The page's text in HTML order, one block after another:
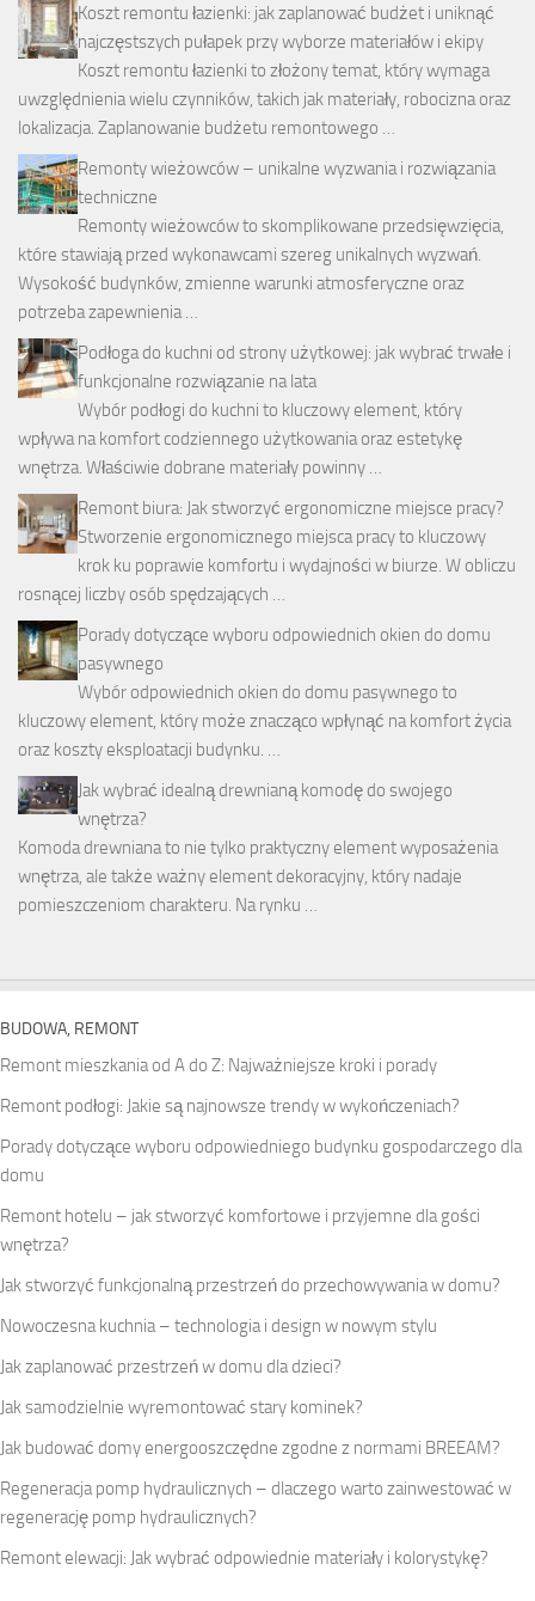
Koszt remontu łazienki: jak zaplanować budżet i uniknąć
najczęstszych pułapek przy wyborze materiałów i ekipy
Koszt remontu łazienki to złożony temat, który wymaga
uwzględnienia wielu czynników, takich jak materiały, robocizna oraz
lokalizacja. Zaplanowanie budżetu remontowego …
Remonty wieżowców – unikalne wyzwania i rozwiązania
techniczne
Remonty wieżowców to skomplikowane przedsięwzięcia,
które stawiają przed wykonawcami szereg unikalnych wyzwań.
Wysokość budynków, zmienne warunki atmosferyczne oraz
potrzeba zapewnienia …
Podłoga do kuchni od strony użytkowej: jak wybrać trwałe i
funkcjonalne rozwiązanie na lata
Wybór podłogi do kuchni to kluczowy element, który
wpływa na komfort codziennego użytkowania oraz estetykę
wnętrza. Właściwie dobrane materiały powinny …
Remont biura: Jak stworzyć ergonomiczne miejsce pracy?
Stworzenie ergonomicznego miejsca pracy to kluczowy
krok ku poprawie komfortu i wydajności w biurze. W obliczu
rosnącej liczby osób spędzających …
Porady dotyczące wyboru odpowiednich okien do domu
pasywnego
Wybór odpowiednich okien do domu pasywnego to
kluczowy element, który może znacząco wpłynąć na komfort życia
oraz koszty eksploatacji budynku. …
Jak wybrać idealną drewnianą komodę do swojego
wnętrza?
Komoda drewniana to nie tylko praktyczny element wyposażenia
wnętrza, ale także ważny element dekoracyjny, który nadaje
pomieszczeniom charakteru. Na rynku …
BUDOWA, REMONT
Remont mieszkania od A do Z: Najważniejsze kroki i porady
Remont podłogi: Jakie są najnowsze trendy w wykończeniach?
Porady dotyczące wyboru odpowiedniego budynku gospodarczego dla
domu
Remont hotelu – jak stworzyć komfortowe i przyjemne dla gości
wnętrza?
Jak stworzyć funkcjonalną przestrzeń do przechowywania w domu?
Nowoczesna kuchnia – technologia i design w nowym stylu
Jak zaplanować przestrzeń w domu dla dzieci?
Jak samodzielnie wyremontować stary kominek?
Jak budować domy energooszczędne zgodne z normami BREEAM?
Regeneracja pomp hydraulicznych – dlaczego warto zainwestować w
regenerację pomp hydraulicznych?
Remont elewacji: Jak wybrać odpowiednie materiały i kolorystykę?